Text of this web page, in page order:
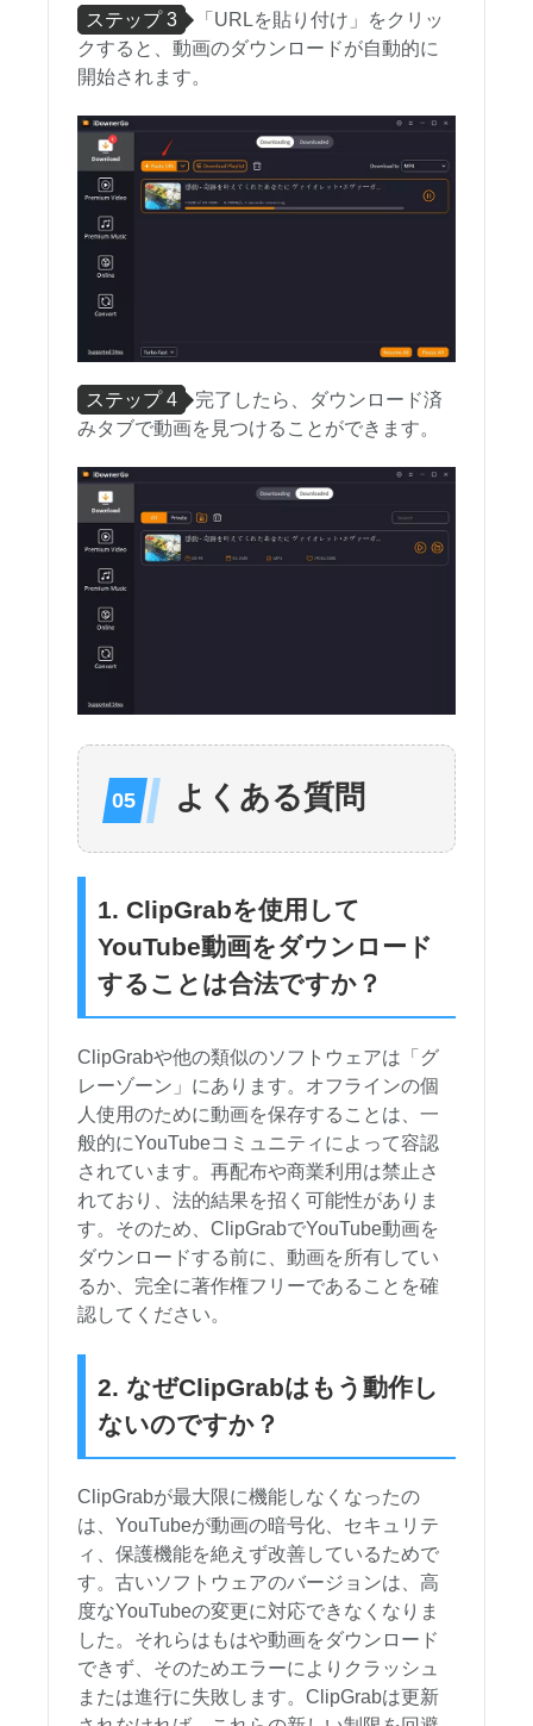
ステップ 3
「URLを貼り付け」をクリッ
クすると、動画のダウンロードが自動的に
開始されます。
ステップ 4
完了したら、ダウンロード済
みタブで動画を見つけることができます。
よくある質問
1. ClipGrabを使用して
YouTube動画をダウンロード
することは合法ですか？
ClipGrabや他の類似のソフトウェアは「グ
レーゾーン」にあります。オフラインの個
人使用のために動画を保存することは、一
般的にYouTubeコミュニティによって容認
されています。再配布や商業利用は禁止さ
れており、法的結果を招く可能性がありま
す。そのため、ClipGrabでYouTube動画を
ダウンロードする前に、動画を所有してい
るか、完全に著作権フリーであることを確
認してください。
2. なぜClipGrabはもう動作し
ないのですか？
ClipGrabが最大限に機能しなくなったの
は、YouTubeが動画の暗号化、セキュリテ
ィ、保護機能を絶えず改善しているためで
す。古いソフトウェアのバージョンは、高
度なYouTubeの変更に対応できなくなりま
した。それらはもはや動画をダウンロード
できず、そのためエラーによりクラッシュ
または進行に失敗します。ClipGrabは更新